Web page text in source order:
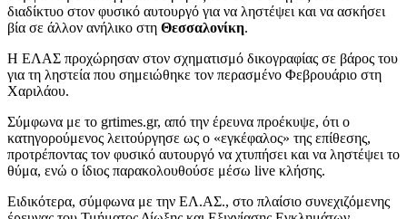
διαδίκτυο στον φυσικό αυτουργό για να ληστέψει και να ασκήσει
βία σε άλλον ανήλικο στη Θεσσαλονίκη.
Η ΕΛΑΣ προχώρησαν στον σχηματισμό δικογραφίας σε βάρος του
για τη ληστεία που σημειώθηκε τον περασμένο Φεβρουάριο στη
Χαριλάου.
Σύμφωνα με το grtimes.gr, από την έρευνα προέκυψε, ότι ο
κατηγορούμενος λειτούργησε ως ο «εγκέφαλος» της επίθεσης,
προτρέποντας τον φυσικό αυτουργό να χτυπήσει και να ληστέψει το
θύμα, ενώ ο ίδιος παρακολουθούσε μέσω live κλήσης.
Ειδικότερα, σύμφωνα με την ΕΛ.ΑΣ., στο πλαίσιο συνεχιζόμενης